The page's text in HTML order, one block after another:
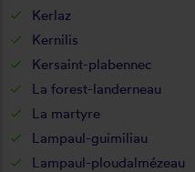
Kerlaz
Kernilis
Kersaint-plabennec
La forest-landerneau
La martyre
Lampaul-guimiliau
Lampaul-ploudalmézeau